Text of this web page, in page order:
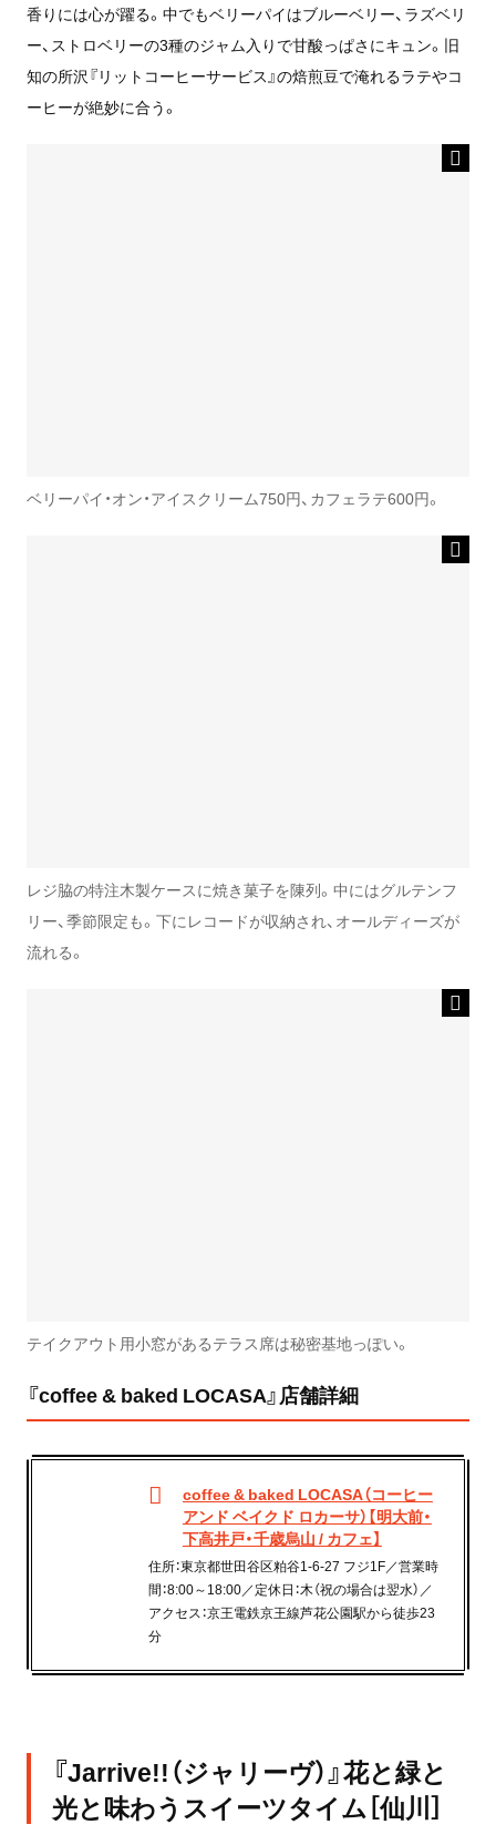
香りには心が躍る。中でもベリーパイはブルーベリー、ラズベリ
ー、ストロベリーの3種のジャム入りで甘酸っぱさにキュン。旧
知の所沢『リットコーヒーサービス』の焙煎豆で淹れるラテやコ
ーヒーが絶妙に合う。
ベリーパイ・オン・アイスクリーム750円、カフェラテ600円。
レジ脇の特注木製ケースに焼き菓子を陳列。中にはグルテンフ
リー、季節限定も。下にレコードが収納され、オールディーズが
流れる。
テイクアウト用小窓があるテラス席は秘密基地っぽい。
『coffee & baked LOCASA』店舗詳細
coffee & baked LOCASA（コーヒー
アンド ベイクド ロカーサ）【明大前・
下高井戸・千歳烏山 / カフェ】
住所：東京都世田谷区粕谷1-6-27 フジ1F／営業時
間：8:00～18:00／定休日：木（祝の場合は翌水）／
アクセス：京王電鉄京王線芦花公園駅から徒歩23
分
『Jarrive!!（ジャリーヴ）』花と緑と
光と味わうスイーツタイム［仙川］